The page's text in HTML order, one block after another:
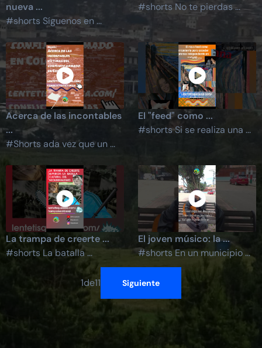
nueva ...
#shorts Síguenos en ...
#shorts No te pierdas ...
Acerca de las incontables
...
#Shorts ada vez que un ...
El "feed" como ...
#shorts Si se realiza una ...
La trampa de creerte ...
#shorts La batalla ...
El joven músico: la ...
#shorts En un municipio ...
1de11 Siguiente